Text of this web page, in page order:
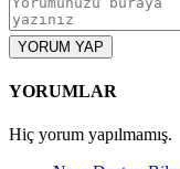
YORUM YAP
YORUMLAR
Hiç yorum yapılmamış.